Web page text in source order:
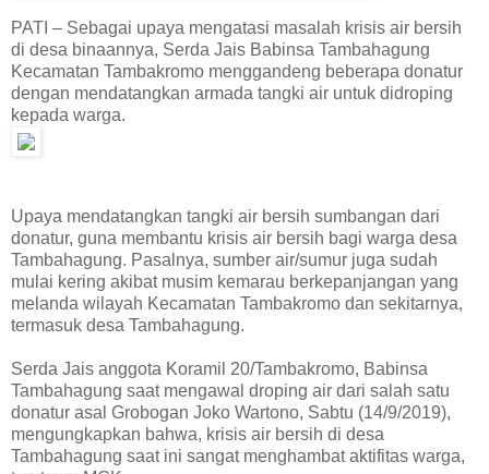
PATI – Sebagai upaya mengatasi masalah krisis air bersih
di desa binaannya, Serda Jais Babinsa Tambahagung
Kecamatan Tambakromo menggandeng beberapa donatur
dengan mendatangkan armada tangki air untuk didroping
kepada warga.
Upaya mendatangkan tangki air bersih sumbangan dari
donatur, guna membantu krisis air bersih bagi warga desa
Tambahagung. Pasalnya, sumber air/sumur juga sudah
mulai kering akibat musim kemarau berkepanjangan yang
melanda wilayah Kecamatan Tambakromo dan sekitarnya,
termasuk desa Tambahagung.
Serda Jais anggota Koramil 20/Tambakromo, Babinsa
Tambahagung saat mengawal droping air dari salah satu
donatur asal Grobogan Joko Wartono, Sabtu (14/9/2019),
mengungkapkan bahwa, krisis air bersih di desa
Tambahagung saat ini sangat menghambat aktifitas warga,